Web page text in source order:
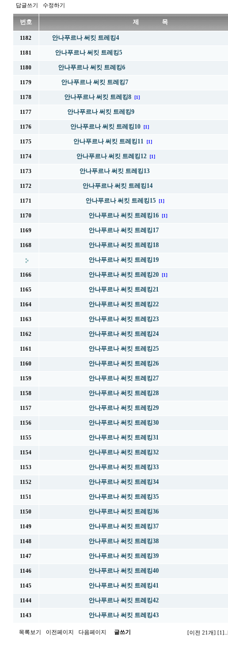
답글쓰기 수정하기
번호 제 목
1182 안나푸르나 써킷 트레킹4
1181 안나푸르나 써킷 트레킹5
1180 안나푸르나 써킷 트레킹6
1179 안나푸르나 써킷 트레킹7
1178 안나푸르나 써킷 트레킹8 [1]
1177 안나푸르나 써킷 트레킹9
1176 안나푸르나 써킷 트레킹10 [1]
1175 안나푸르나 써킷 트레킹11 [1]
1174 안나푸르나 써킷 트레킹12 [1]
1173 안나푸르나 써킷 트레킹13
1172 안나푸르나 써킷 트레킹14
1171 안나푸르나 써킷 트레킹15 [1]
1170 안나푸르나 써킷 트레킹16 [1]
1169 안나푸르나 써킷 트레킹17
1168 안나푸르나 써킷 트레킹18
안나푸르나 써킷 트레킹19
1166 안나푸르나 써킷 트레킹20 [1]
1165 안나푸르나 써킷 트레킹21
1164 안나푸르나 써킷 트레킹22
1163 안나푸르나 써킷 트레킹23
1162 안나푸르나 써킷 트레킹24
1161 안나푸르나 써킷 트레킹25
1160 안나푸르나 써킷 트레킹26
1159 안나푸르나 써킷 트레킹27
1158 안나푸르나 써킷 트레킹28
1157 안나푸르나 써킷 트레킹29
1156 안나푸르나 써킷 트레킹30
1155 안나푸르나 써킷 트레킹31
1154 안나푸르나 써킷 트레킹32
1153 안나푸르나 써킷 트레킹33
1152 안나푸르나 써킷 트레킹34
1151 안나푸르나 써킷 트레킹35
1150 안나푸르나 써킷 트레킹36
1149 안나푸르나 써킷 트레킹37
1148 안나푸르나 써킷 트레킹38
1147 안나푸르나 써킷 트레킹39
1146 안나푸르나 써킷 트레킹40
1145 안나푸르나 써킷 트레킹41
1144 안나푸르나 써킷 트레킹42
1143 안나푸르나 써킷 트레킹43
목록보기 이전페이지 다음페이지 글쓰기 [이전 21개] [1]